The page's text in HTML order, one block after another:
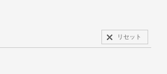
リセット